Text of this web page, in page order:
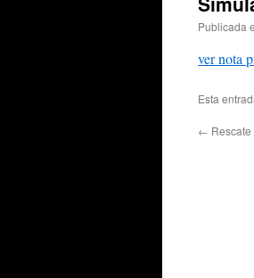
Publicada
ver nota
Esta
←